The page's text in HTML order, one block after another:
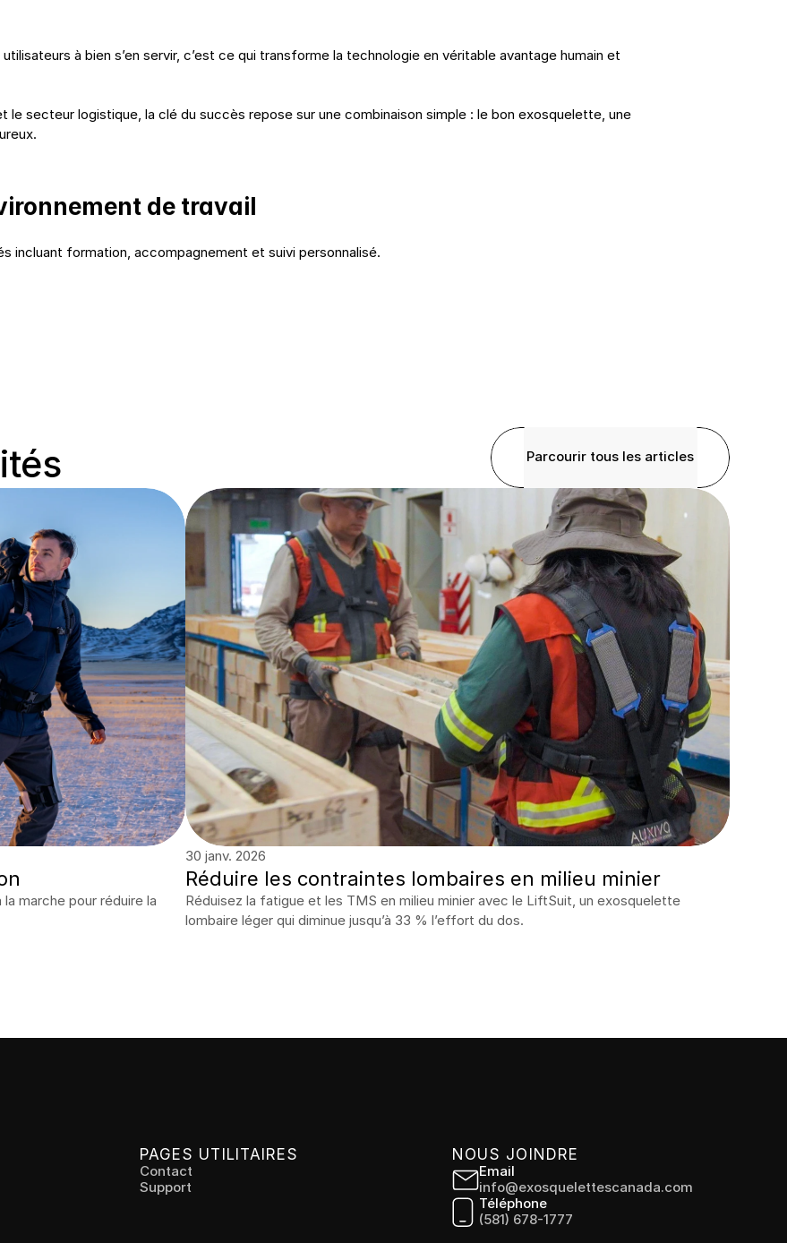
à bien s’en servir, c’est ce qui transforme la technologie en véritable avantage humain et
secteur logistique, la clé du succès repose sur une combinaison simple : le bon exosquelette, une
de travail
incluant formation, accompagnement et suivi personnalisé.
Parcourir tous les articles
marche pour réduire la
30 janv. 2026
Réduire les contraintes lombaires en milieu minier
Réduisez la fatigue et les TMS en milieu minier avec le LiftSuit, un exosquelette
lombaire léger qui diminue jusqu’à 33 % l’effort du dos.
PAGES UTILITAIRES
Contact
Support
NOUS JOINDRE
Email
info@exosquelettescanada.com
Téléphone
(581) 678-1777